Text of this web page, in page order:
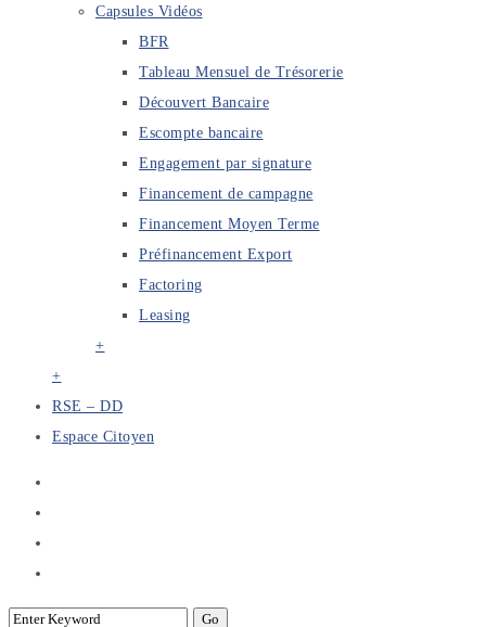
Capsules Vidéos
BFR
Tableau Mensuel de Trésorerie
Découvert Bancaire
Escompte bancaire
Engagement par signature
Financement de campagne
Financement Moyen Terme
Préfinancement Export
Factoring
Leasing
+
+
RSE – DD
Espace Citoyen